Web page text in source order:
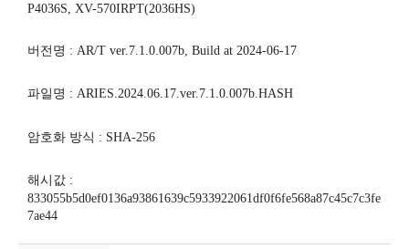
P4036S, XV-570IRPT(2036HS)
버전명 : AR/T ver.7.1.0.007b, Build at 2024-06-17
파일명 : ARIES.2024.06.17.ver.7.1.0.007b.HASH
암호화 방식 : SHA-256
해시값 :
833055b5d0ef0136a93861639c5933922061df0f6fe568a87c45c7c3fe
7ae44